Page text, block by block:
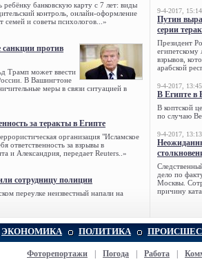
банковскую карту с 7 лет: виды
контроль, онлайн-оформление
семей и советы психологов...»
санкции против
Трамп может ввести
В Вашингтоне
меры в связи ситуацией в
за теракты в Египте
организация "Исламское
ответственность за взрывы в
и Александрия, передает Reuters..»
сотрудницу полиции
переулке неизвестный напали на
9-4-2017, 15:14
Путин
серии
Президент
египетскому
взрывов,
арабской
9-4-2017, 13:45
В Египте в
В коптской
по случаю
9-4-2017, 13:13
дело по
Москвы.
причину
ЭКОНОМИКА ПОЛИТИКА
Фоторепортажи Погода Работа